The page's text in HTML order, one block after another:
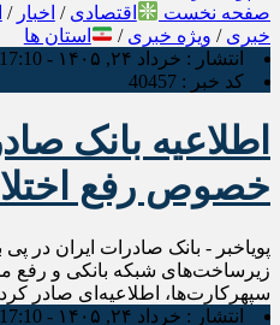
صفحه نخست اقتصادی / اخبار /
خبری / ویژه خبری /
استان ها
انتشار : خرداد ۲۴, ۱۴۰۵ - 17:10
کد خبر : 40457
اطلاعیه بانک
خصوص رفع
پویاخبر - بانک صادرات ایران در پی
زیرساخت‌های شبکه بانکی و رفع
سپهرکارت‌ها، اطلاعیه‌ای صادر
انتشار : خرداد ۲۴, ۱۴۰۵ - 17:10